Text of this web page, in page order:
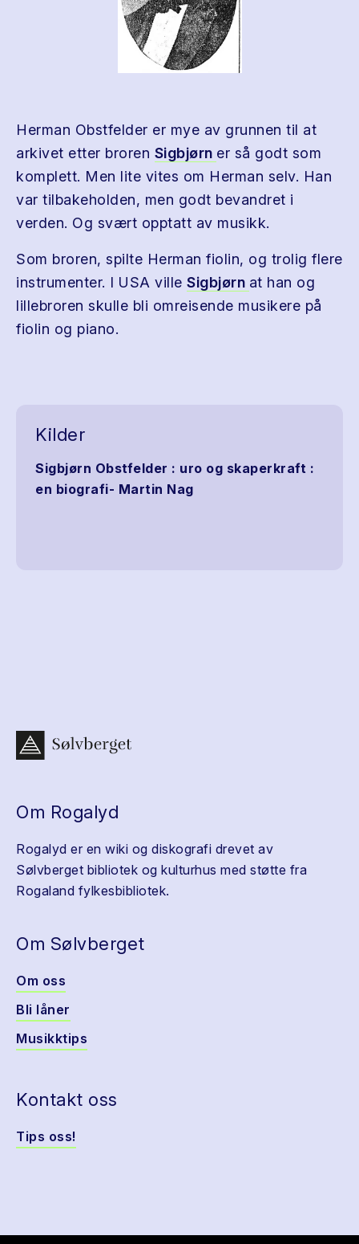
Herman Obstfelder er mye av grunnen til at
arkivet etter broren Sigbjørn er så godt som
komplett. Men lite vites om Herman selv. Han
var tilbakeholden, men godt bevandret i
verden. Og svært opptatt av musikk.
Som broren, spilte Herman fiolin, og trolig flere
instrumenter. I USA ville Sigbjørn at han og
lillebroren skulle bli omreisende musikere på
fiolin og piano.
Kilder
Sigbjørn Obstfelder : uro og skaperkraft :
en biografi- Martin Nag
Om Rogalyd
Rogalyd er en wiki og diskografi drevet av
Sølvberget bibliotek og kulturhus med støtte fra
Rogaland fylkesbibliotek.
Om Sølvberget
Om oss
Bli låner
Musikktips
Kontakt oss
Tips oss!